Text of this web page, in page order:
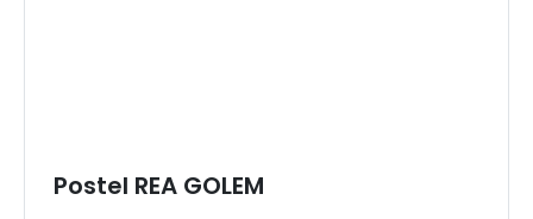
Postel REA GOLEM